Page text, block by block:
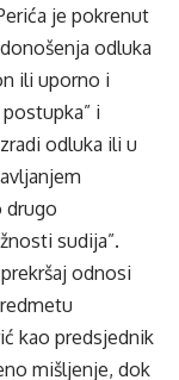
je pokrenut
odluka
ili uporno i
i
odluka ili u
drugo
sudija”.
odnosi
kao predsjednik
mišljenje, dok